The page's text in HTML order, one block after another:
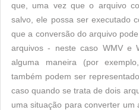
que, uma vez que o arquivo
salvo, ele possa ser executado
que a conversão do arquivo
arquivos - neste caso WMV e
alguma maneira (por
também podem ser
caso quando se trata de dois
uma situação para converter